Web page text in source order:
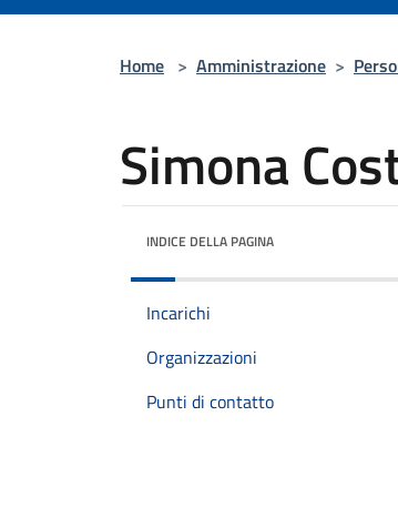
Home > Amministrazione >
Simona
INDICE DELLA PAGINA
Incarichi
Organizzazioni
Punti di contatto